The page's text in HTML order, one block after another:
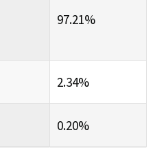
97.21%
2.34%
0.20%